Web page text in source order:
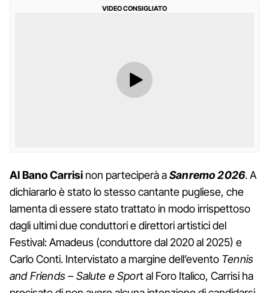
VIDEO CONSIGLIATO
Al Bano Carrisi non parteciperà aSanremo 2026. A
dichiararlo è stato lo stesso cantante pugliese, che
lamenta di essere stato trattato in modo irrispettoso
dagli ultimi due conduttori e direttori artistici del
Festival: Amadeus (conduttore dal 2020 al 2025) e
Carlo Conti. Intervistato a margine dell’evento Tennis
and Friends – Salute e Sport al Foro Italico, Carrisi ha